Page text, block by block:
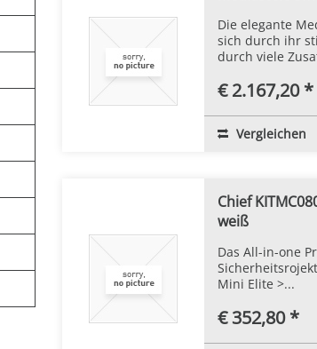
Die elegante
sich durch ihr
durch viele
€ 2.167,20 *
Vergleichen
Chief
weiß
Das All-in-one
Mini Elite >...
€ 352,80 *